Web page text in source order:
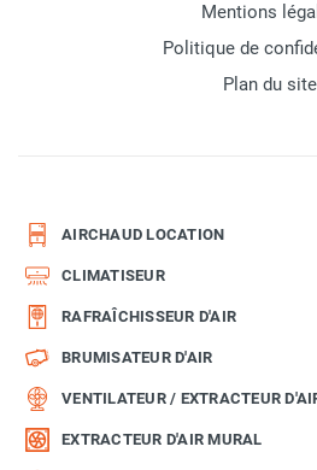
Mentions
Politique de
Plan du site
AIRCHAUD LOCATION
CLIMATISEUR
RAFRAÎCHISSEUR D'AIR
BRUMISATEUR D'AIR
VENTILATEUR / EXTRACTEUR
EXTRACTEUR D'AIR MURAL